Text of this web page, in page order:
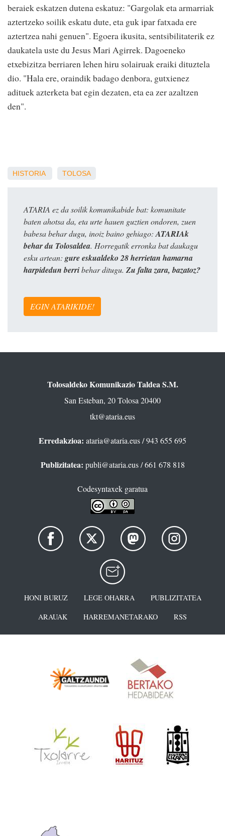
beraiek eskatzen dutena eskatuz: "Gargolak eta armarriak
aztertzeko soilik eskatu dute, eta guk ipar fatxada ere
aztertzea nahi genuen". Egoera ikusita, sentsibilitaterik ez
daukatela uste du Jesus Mari Agirrek. Dagoeneko
etxebizitza berriaren lehen hiru solairuak eraiki dituztela
dio. "Hala ere, oraindik badago denbora, gutxienez
adituek azterketa bat egin dezaten, eta ea zer azaltzen
den".
HISTORIA TOLOSA
ATARIA ez da soilik komunikabide bat: komunitate
baten ahotsa da, eta urte hauen guztien ondoren, zuen
babesa behar dugu, inoiz baino gehiago:ATARIAk
behar du Tolosaldea. Horregatik erronka bat daukagu
esku artean: gure eskualdeko 28 herrietan hamarna
harpidedun berribehar ditugu. Zu falta zara, bazatoz?
EGIN ATARIKIDE!
Tolosaldeko Komunikazio Taldea S.M.
San Esteban, 20 Tolosa 20400
tkt@ataria.eus
Erredakzioa: ataria@ataria.eus/ 943 655 695
Publizitatea: publi@ataria.eus/ 661 678 818
Codesyntaxek garatua
HONI BURUZ LEGE OHARRA
PUBLIZITATEA
ARAUAK
HARREMANETARAKO RSS